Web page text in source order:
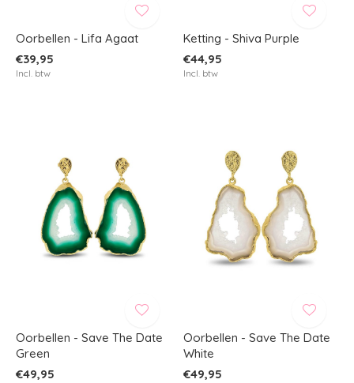
Oorbellen - Lifa Agaat
€39,95
Incl. btw
Ketting - Shiva Purple
€44,95
Incl. btw
Oorbellen - Save The Date
Green
€49,95
Oorbellen - Save The Date
White
€49,95